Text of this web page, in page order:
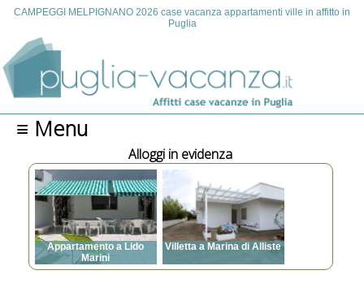
CAMPEGGI MELPIGNANO 2026 case vacanza appartamenti ville in affitto in
Puglia
≡ Menu
Alloggi in evidenza
Appartamento a Lido
Marini
Villetta a Marina di Alliste
Posti letto: da 3 a 7